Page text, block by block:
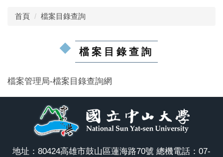
首頁 檔案目錄查詢
檔案目錄查詢
檔案管理局-檔案目錄查詢網
地址：80424高雄市鼓山區蓮海路70號 總機電話：07-